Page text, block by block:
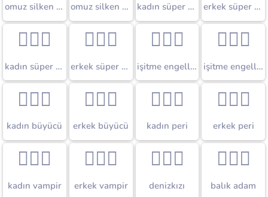
omuz silken kadın omuz silken erkek kadın süper kahraman erkek süper kahraman
🦹🏼‍♀️
kadın süper kötü
🦹🏼‍♂️
erkek süper kötü
🧏🏼‍♀️
işitme engelli kadın
🧏🏼‍♂️
işitme engelli erkek
🧙🏼‍♀️
kadın büyücü
🧙🏼‍♂️
erkek büyücü
🧚🏼‍♀️
kadın peri
🧚🏼‍♂️
erkek peri
🧛🏼‍♀️
kadın vampir
🧛🏼‍♂️
erkek vampir
🧜🏼‍♀️
denizkızı
🧜🏼‍♂️
balık adam